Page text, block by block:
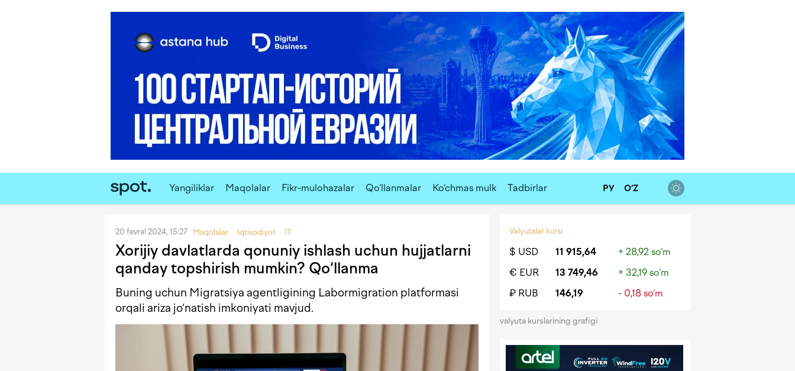
Yangiliklar Maqolalar Fikr-mulohazalar Qo‘llanmalar Ko‘chmas mulk Tadbirlar РУ O‘Z
20 fevral 2024, 15:27 Maqolalar Iqtisodiyot IT
Xorijiy davlatlarda qonuniy ishlash uchun hujjatlarni
qanday topshirish mumkin? Qo‘llanma
Buning uchun Migratsiya agentligining Labormigration platformasi
orqali ariza jo‘natish imkoniyati mavjud.
Valyutalar kursi
$ USD 11 915,64
+ 28,92 so‘m
€ EUR
13 749,46
+ 32,19 so‘m
₽ RUB
146,19 - 0,18 so‘m
valyuta kurslarining grafigi